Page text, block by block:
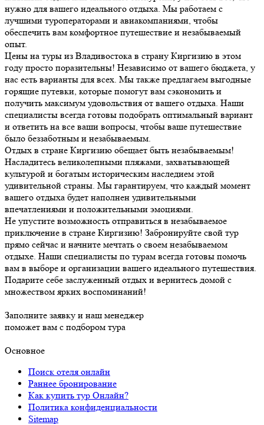
нужно для вашего идеального отдыха. Мы работаем с
лучшими туроператорами и авиакомпаниями, чтобы
обеспечить вам комфортное путешествие и незабываемый
опыт.
Цены на туры из Владивостока в страну Киргизию в этом
году просто поразительны! Независимо от вашего бюджета, у
нас есть варианты для всех. Мы также предлагаем выгодные
горящие путевки, которые помогут вам сэкономить и
получить максимум удовольствия от вашего отдыха. Наши
специалисты всегда готовы подобрать оптимальный вариант
и ответить на все ваши вопросы, чтобы ваше путешествие
было беззаботным и незабываемым.
Отдых в стране Киргизию обещает быть незабываемым!
Насладитесь великолепными пляжами, захватывающей
культурой и богатым историческим наследием этой
удивительной страны. Мы гарантируем, что каждый момент
вашего отдыха будет наполнен удивительными
впечатлениями и положительными эмоциями.
Не упустите возможность отправиться в незабываемое
приключение в стране Киргизию! Забронируйте свой тур
прямо сейчас и начните мечтать о своем незабываемом
отдыхе. Наши специалисты по турам всегда готовы помочь
вам в выборе и организации вашего идеального путешествия.
Подарите себе заслуженный отдых и вернитесь домой с
множеством ярких воспоминаний!
Заполните заявку и наш менеджер
поможет вам с подбором тура
Основное
Поиск отеля онлайн
Раннее бронирование
Как купить тур Онлайн?
Политика конфиденциальности
Sitemap